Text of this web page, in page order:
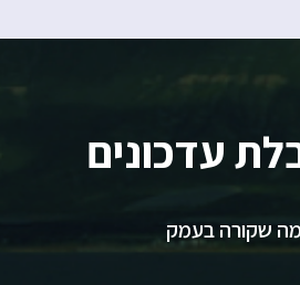
עדכונים
שקורה בעמק